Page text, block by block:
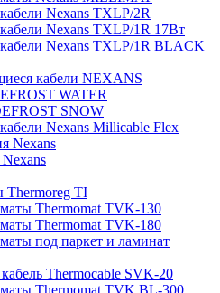
Nexans TXLP/2R
Nexans TXLP/1R 17Вт
Nexans TXLP/1R BLACK
кабели NEXANS
WATER
SNOW
Nexans Millicable Flex
Nexans
Thermoreg TI
Thermomat TVK-130
Thermomat TVK-180
под паркет и ламинат
Thermocable SVK-20
Thermomat TVK BL-300